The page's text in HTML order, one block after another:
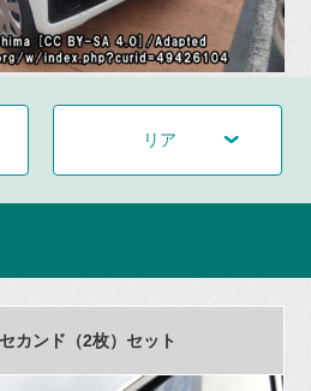
リア
カンド（2枚）セット